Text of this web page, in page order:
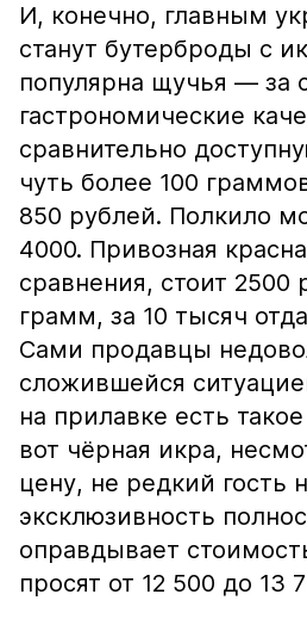
И, конечно, главным
станут бутерброды с
популярна щучья — за
гастрономические
сравнительно
чуть более 100
850 рублей. Полкило
4000. Привозная
сравнения, стоит 2500
грамм, за 10 тысяч
Сами продавцы
сложившейся
на прилавке есть
вот чёрная икра,
цену, не редкий гость
эксклюзивность
оправдывает
просят от 12 500 до 13